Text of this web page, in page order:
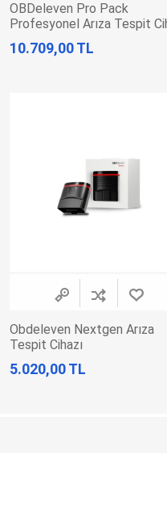
OBDeleven Pro Pack
Profesyonel Arıza Tespit
10.709,00 TL
Obdeleven Nextgen Arıza
Tespit Cihazı
5.020,00 TL